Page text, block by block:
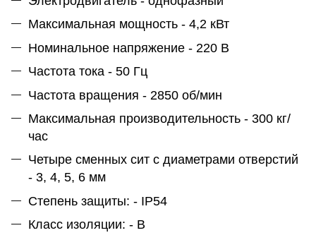
Максимальная мощность - 4,2 кВт
Номинальное напряжение - 220 В
Частота тока - 50 Гц
Частота вращения - 2850 об/мин
Максимальная производительность - 300 кг/
час
Четыре сменных сит с диаметрами отверстий
- 3, 4, 5, 6 мм
Степень защиты: - IP54
Класс изоляции: - В